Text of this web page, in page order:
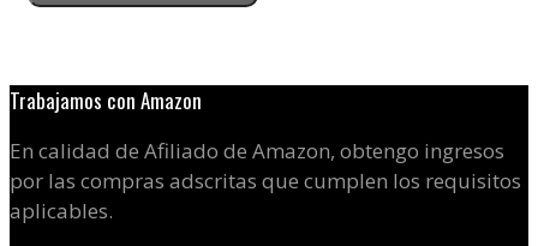
Trabajamos con Amazon
En calidad de Afiliado de Amazon, obtengo ingresos
por las compras adscritas que cumplen los requisitos
aplicables.